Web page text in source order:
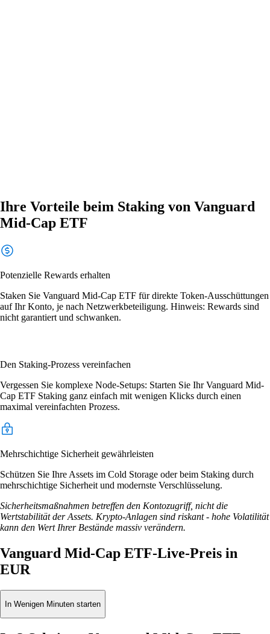
Ihre Vorteile beim Staking von Vanguard
Mid-Cap ETF
Potenzielle Rewards erhalten
Staken Sie Vanguard Mid-Cap ETF für direkte Token-Ausschüttungen
auf Ihr Konto, je nach Netzwerkbeteiligung. Hinweis: Rewards sind
nicht garantiert und schwanken.
Den Staking-Prozess vereinfachen
Vergessen Sie komplexe Node-Setups: Starten Sie Ihr Vanguard Mid-
Cap ETF Staking ganz einfach mit wenigen Klicks durch einen
maximal vereinfachten Prozess.
Mehrschichtige Sicherheit gewährleisten
Schützen Sie Ihre Assets im Cold Storage oder beim Staking durch
mehrschichtige Sicherheit und modernste Verschlüsselung.
Sicherheitsmaßnahmen betreffen den Kontozugriff, nicht die
Wertstabilität der Assets. Krypto-Anlagen sind riskant - hohe Volatilität
kann den Wert Ihrer Bestände massiv verändern.
Vanguard Mid-Cap ETF-Live-Preis in
EUR
In Wenigen Minuten starten